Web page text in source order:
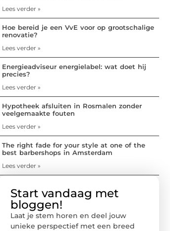
Lees verder »
Hoe bereid je een VvE voor op grootschalige
renovatie?
Lees verder »
Energieadviseur energielabel: wat doet hij
precies?
Lees verder »
Hypotheek afsluiten in Rosmalen zonder
veelgemaakte fouten
Lees verder »
The right fade for your style at one of the
best barbershops in Amsterdam
Lees verder »
Start vandaag met
bloggen!
Laat je stem horen en deel jouw
unieke perspectief met een breed